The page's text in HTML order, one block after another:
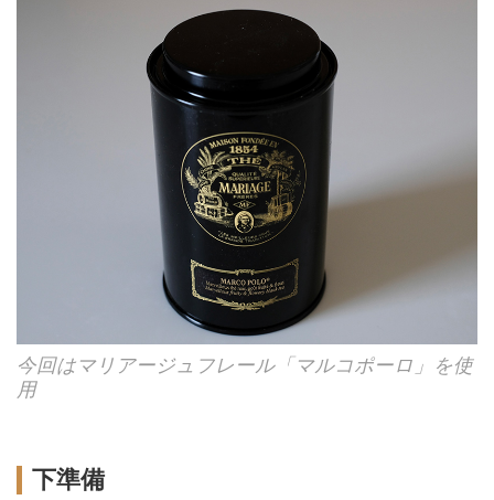
今回はマリアージュフレール「マルコポーロ」を使
用
下準備